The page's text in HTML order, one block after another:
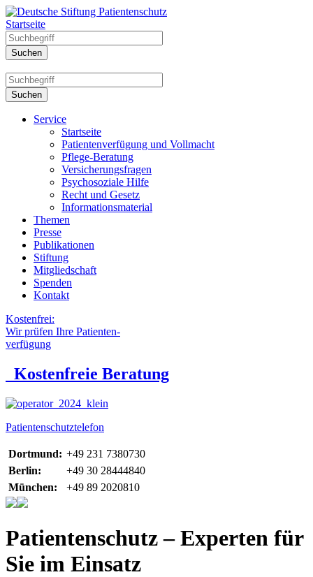
Startseite
Service
Startseite
Patientenverfügung und Vollmacht
Pflege-Beratung
Versicherungsfragen
Psychosoziale Hilfe
Recht und Gesetz
Informationsmaterial
Themen
Presse
Publikationen
Stiftung
Mitgliedschaft
Spenden
Kontakt
Kostenfrei:
Wir prüfen Ihre Patienten-
verfügung
Kostenfreie Beratung
Patientenschutztelefon
Dortmund: +49 231 7380730
Berlin:
+49 30 28444840
München:
+49 89 2020810
Patientenschutz – Experten für
Sie im Einsatz